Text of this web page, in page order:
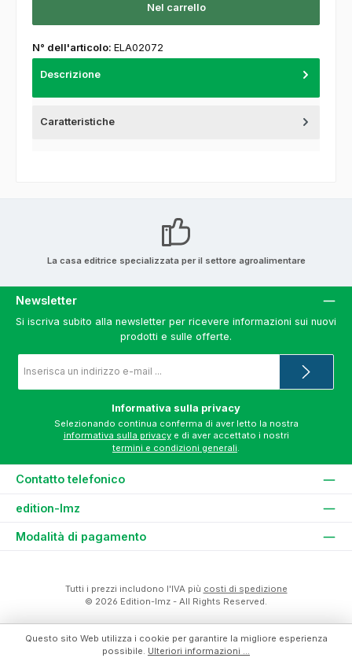
Nel carrello
N° dell'articolo: ELA02072
Descrizione
Caratteristiche
La casa editrice specializzata per il settore agroalimentare
Newsletter
Si iscriva subito alla newsletter per ricevere informazioni sui nuovi
prodotti e sulle offerte.
e-
*
Informativa sulla privacy
informativa sulla privacy
termini e condizioni generali.
Contatto telefonico
edition-lmz
Modalità di pagamento
Tutti i prezzi includono l'IVA più costi di spedizione
© 2026 Edition-lmz - All Rights Reserved.
Questo sito Web utilizza i cookie per garantire la migliore esperienza
possibile. Ulteriori informazioni ...